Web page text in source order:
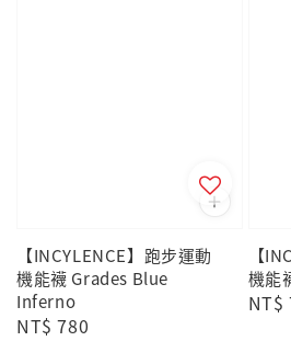
【INCYLENCE】跑步運動
機能襪 Grades Blue
Inferno
Regular
NT$ 780
【
機能
NT$